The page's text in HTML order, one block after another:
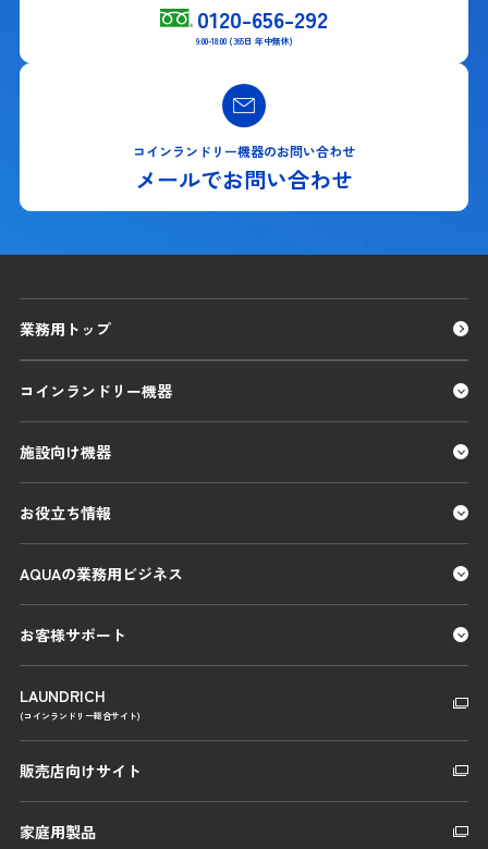
0120-656-292
9:00-18:00 (365日 年中無休)
コインランドリー機器のお問い合わせ
メールでお問い合わせ
業務用トップ
コインランドリー機器
施設向け機器
お役立ち情報
AQUAの業務用ビジネス
お客様サポート
LAUNDRICH
(コインランドリー総合サイト)
販売店向けサイト
家庭用製品